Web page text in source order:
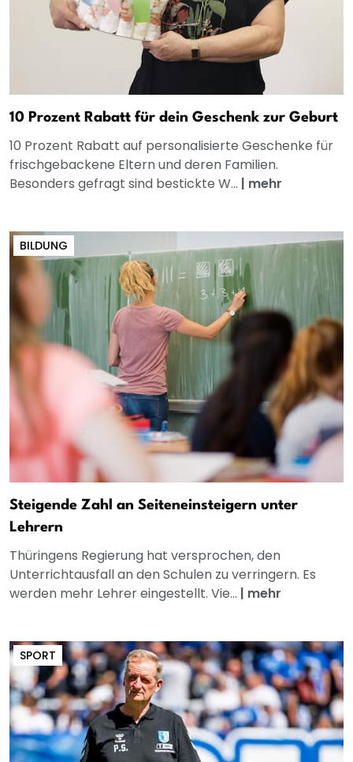
10 Prozent Rabatt für dein Geschenk zur Geburt
10 Prozent Rabatt auf personalisierte Geschenke für
frischgebackene Eltern und deren Familien.
Besonders gefragt sind bestickte W... | mehr
BILDUNG
Steigende Zahl an Seiteneinsteigern unter
Lehrern
Thüringens Regierung hat versprochen, den
Unterrichtausfall an den Schulen zu verringern. Es
werden mehr Lehrer eingestellt. Vie... | mehr
SPORT